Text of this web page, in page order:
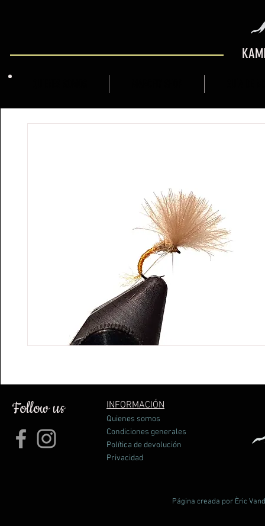
Follow us INFORMACIÓN
Quienes somos
Condiciones generales
Política de devolución
Privacidad
Página creada por Èric